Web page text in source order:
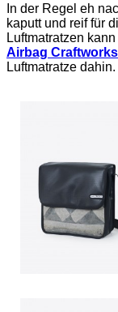
In der Regel eh
kaputt und reif für
Luftmatratzen
Airbag Craftworks
Luftmatratze dahin.